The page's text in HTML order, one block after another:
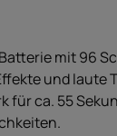
mit 96
und
für ca. 55